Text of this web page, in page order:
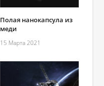
Полая нанокапсула из
меди
15 Марта 2021